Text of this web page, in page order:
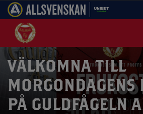
VÄLKOMNA TILL
MORGONDAGENS
PÅ GULDFÅGELN